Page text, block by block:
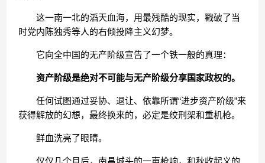
这一南一北的滔天血海，用最残酷的现实，戳破了当
时党内陈独秀等人的右倾投降主义幻梦。
它向全中国的无产阶级宣告了一个铁一般的真理：
资产阶级是绝对不可能与无产阶级分享国家政权的。
任何试图通过妥协、退让、依靠所谓“进步资产阶级”来
获得解放的幻想，最终换来的，必定是绞刑架和重机枪。
鲜血洗亮了眼睛。
仅仅几个月后，南昌城头的一声枪响，和秋收起义的